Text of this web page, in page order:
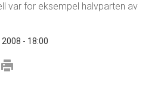
var for eksempel halvparten av
- 18:00